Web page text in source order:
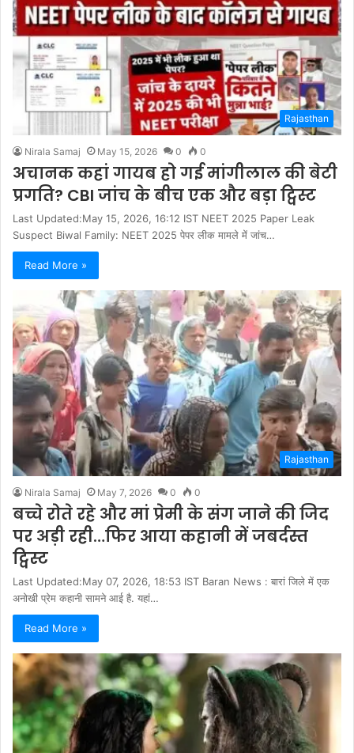
Rajasthan
Nirala Samaj May 15, 2026 0 0
अचानक कहां गायब हो गई मांगीलाल की बेटी
प्रगति? CBI जांच के बीच एक और बड़ा ट्विस्ट
Last Updated:May 15, 2026, 16:12 IST NEET 2025 Paper Leak
Suspect Biwal Family: NEET 2025 पेपर लीक मामले में जांच…
Read More »
Rajasthan
Nirala Samaj May 7, 2026 0 0
बच्चे रोते रहे और मां प्रेमी के संग जाने की जिद
पर अड़ी रही…फिर आया कहानी में जबर्दस्त
ट्विस्ट
Last Updated:May 07, 2026, 18:53 IST Baran News : बारां जिले में एक
अनोखी प्रेम कहानी सामने आई है. यहां…
Read More »